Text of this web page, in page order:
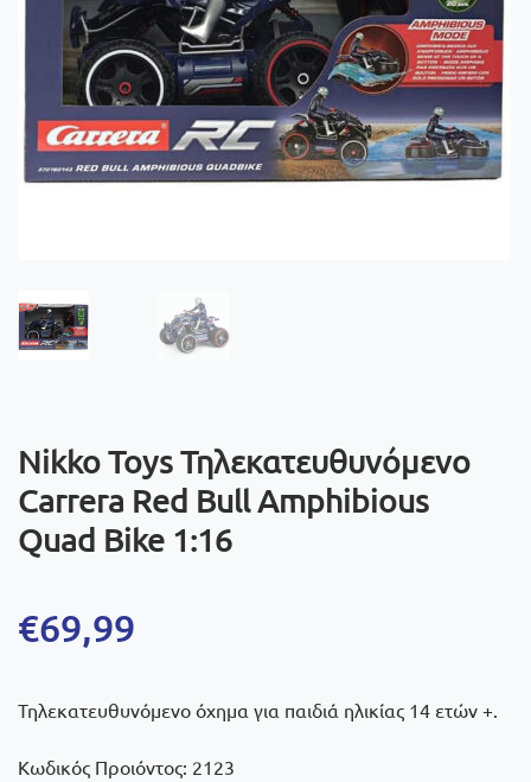
Nikko Toys Τηλεκατευθυνόμενο
Carrera Red Bull Amphibious
Quad Bike 1:16
€69,99
Τηλεκατευθυνόμενο όχημα για παιδιά ηλικίας 14 ετών +.
Κωδικός Προιόντος: 2123